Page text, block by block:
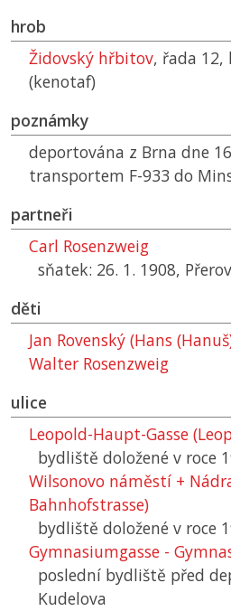
hrob
Židovský hřbitov, řada 12,
(kenotaf)
poznámky
deportována z Brna dne
transportem F-933 do
partneři
Carl Rosenzweig
sňatek: 26. 1. 1908, Přerov
děti
Jan Rovenský (Hans
Walter Rosenzweig
ulice
Leopold-Haupt-Gasse
bydliště doložené v roce
Wilsonovo náměstí +
Bahnhofstrasse)
bydliště doložené v roce
Gymnasiumgasse -
poslední bydliště před
Kudelova